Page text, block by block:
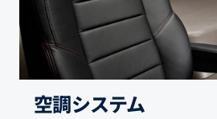
空調システム